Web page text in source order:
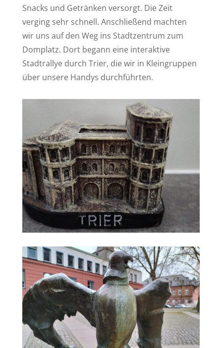
Snacks und Getränken versorgt. Die Zeit
verging sehr schnell. Anschließend machten
wir uns auf den Weg ins Stadtzentrum zum
Domplatz. Dort begann eine interaktive
Stadtrallye durch Trier, die wir in Kleingruppen
über unsere Handys durchführten.